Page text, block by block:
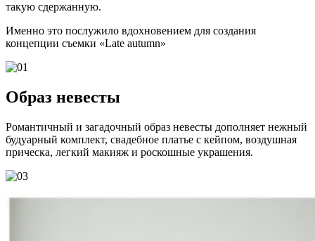
такую сдержанную.
Именно это послужило вдохновением для создания
концепции съемки «Late autumn»
Образ невесты
Романтичный и загадочный образ невесты дополняет нежный
будуарный комплект, свадебное платье с кейпом, воздушная
прическа, легкий макияж и роскошные украшения.